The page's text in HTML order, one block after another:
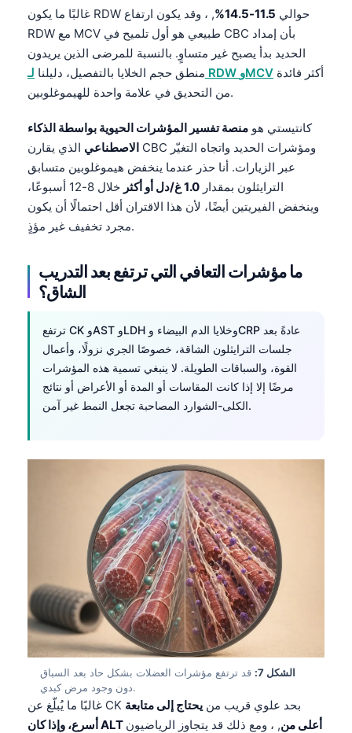
غالبًا ما يكون RDW حوالي 11.5-14.5%
, ، وقد يكون ارتفاع
RDW مع MCV طبيعي هو أول تلميح في CBC بأن إمداد
الحديد بدأ يصبح غير متساوٍ. بالنسبة للمرضى الذين يريدون
منطق حجم الخلايا بالتفصيل، دليلنا
لـ RDW وMCV
من التحديق في علامة واحدة للهيموغلوبين.
كانتيستي هو منصة تفسير المؤشرات الحيوية بواسطة الذكاء
الاصطناعي الذي يقارن CBC ومؤشرات الحديد واتجاه التغيّر
عبر الزيارات. أنا حذر عندما ينخفض هيموغلوبين متسابق
الترايثلون بمقدار 1.0 غ/دل أو أكثر
خلال 8-12 أسبوعًا،
وينخفض الفيريتين أيضًا، لأن هذا الاقتران أقل احتمالًا أن يكون
مجرد تخفيف غير مؤذٍ.
ما مؤشرات التعافي التي ترتفع بعد التدريب
الشاق؟
ترتفع CK وAST وLDH وخلايا الدم البيضاء وCRP عادةً بعد
جلسات الترايثلون الشاقة، خصوصًا الجري نزولًا، وأعمال
القوة، والسباقات الطويلة. لا ينبغي تسمية هذه المؤشرات
مرضًا إلا إذا كانت المقاسات أو المدة أو الأعراض أو نتائج
الكلى-الشوارد المصاحبة تجعل النمط غير آمن.
الشكل 7:
قد ترتفع مؤشرات العضلات بشكل حاد بعد السباق
دون وجود مرض كبدي.
غالبًا ما يُبلّغ عن CK بحد علوي قريب من يحتاج إلى متابعة
أسرع، وإذا كان ALT أعلى من, ، ومع ذلك قد يتجاوز الرياضيون
Tagalog
ไทย
ភាសាខ្មែរ
Kiswahili
አማርኛ
Українська
O‘zbekcha
Slovenčina
پښتو
سنڌي
සිංහල
অসমীয়া
Latviešu valoda
Македонски јазик
Euskara
Gàidhlig
العربية المغربية
Afrikaans
Монгол
ພາສາລາວ